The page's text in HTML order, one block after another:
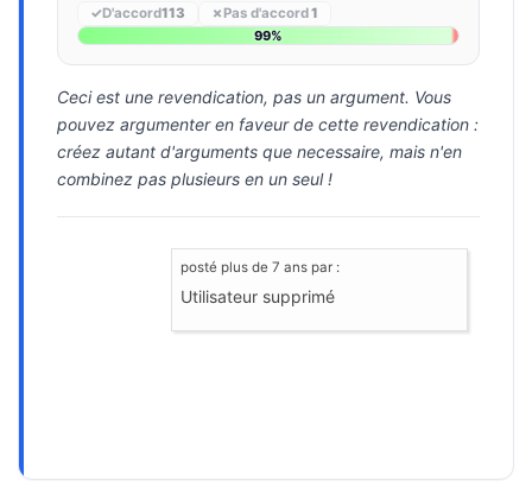
✓D'accord113 ✗Pas d'accord1
99%
Ceci est une revendication, pas un argument. Vous
pouvez argumenter en faveur de cette revendication :
créez autant d'arguments que necessaire, mais n'en
combinez pas plusieurs en un seul !
posté plus de 7 ans par :
Utilisateur supprimé